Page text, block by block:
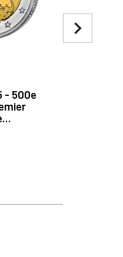
- 500e
navigate_next